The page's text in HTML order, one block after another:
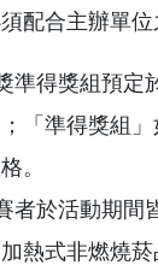
配合主辦單位
準得獎組預定
「準得獎組
。
者於活動期間
熱式非燃燒菸